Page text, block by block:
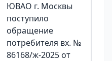
ЮВАО г. Москвы
поступило
обращение
потребителя вх. №
86168/ж-2025 от